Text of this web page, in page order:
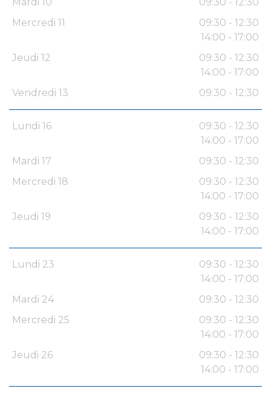
Mercredi 11
09:30 - 12:30
14:00 - 17:00
Jeudi 12
09:30 - 12:30
14:00 - 17:00
Vendredi 13
09:30 - 12:30
Lundi 16
09:30 - 12:30
14:00 - 17:00
Mardi 17
09:30 - 12:30
Mercredi 18
09:30 - 12:30
14:00 - 17:00
Jeudi 19
09:30 - 12:30
14:00 - 17:00
Lundi 23
09:30 - 12:30
14:00 - 17:00
Mardi 24
09:30 - 12:30
Mercredi 25
09:30 - 12:30
14:00 - 17:00
Jeudi 26
09:30 - 12:30
14:00 - 17:00